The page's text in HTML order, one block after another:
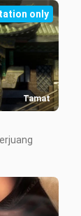
Tamat
only